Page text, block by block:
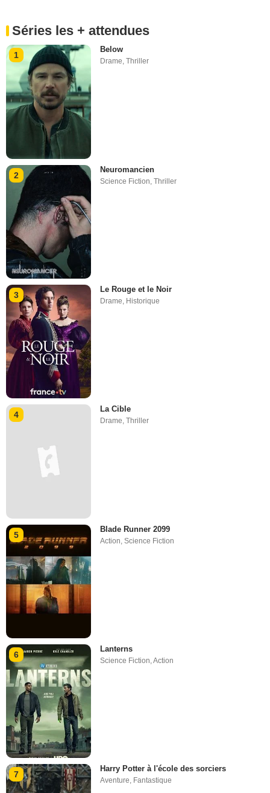
Séries les + attendues
1
Below
Drame,Thriller
2
Neuromancien
Science Fiction ,Thriller
3
Le Rouge et le Noir
Drame, Historique
4
La Cible
Drame,Thriller
5
Blade Runner 2099
Action ,Science Fiction
6
Lanterns
Science Fiction,Action
7
Harry Potter à l'école des sorciers
Aventure, Fantastique